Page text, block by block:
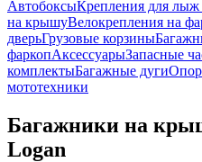
АвтобоксыКрепления для лыж
на крышуВелокрепления на
дверьГрузовые корзины
фаркопАксессуарыЗапасные
комплектыБагажные дуги
мототехники
Багажники на
Logan